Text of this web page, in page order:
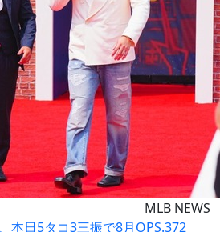
MLB NEWS
本日5タコ3三振で8月OPS.372